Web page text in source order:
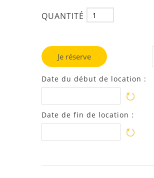
QUANTITÉ
Je réserve
Date du début de location :
Date de fin de location :